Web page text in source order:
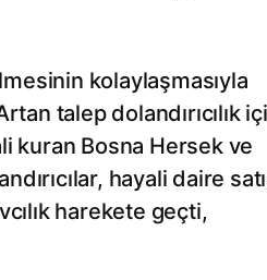
kolaylaşmasıyla
talep dolandırıcılık
kuran Bosna Hersek ve
hayali daire
harekete geçti,